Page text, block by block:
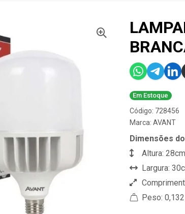
Em Estoque
Código: 728456
Marca: AVANT
Dimensões
Altura: 28cm
Largura:
Peso: